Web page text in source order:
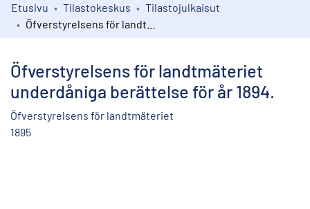
Kokoelmat
Etusivu Tilastokeskus
Tilastojulkaisut
Öfverstyrelsens för landtmäteriet
underdåniga berättelse för år 1894.
Öfverstyrelsens för landtmäteriet
1895